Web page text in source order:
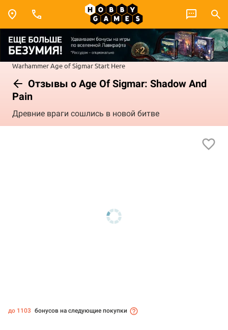
WarhammerAge of SigmarStart Here
Отзывы о Age Of Sigmar: Shadow And
Pain
Древние враги сошлись в новой битве
до 1103 бонусов на следующие покупки